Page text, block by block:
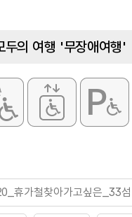
두의 여행 '무장애여행'
휴가철찾아가고싶은_33섬